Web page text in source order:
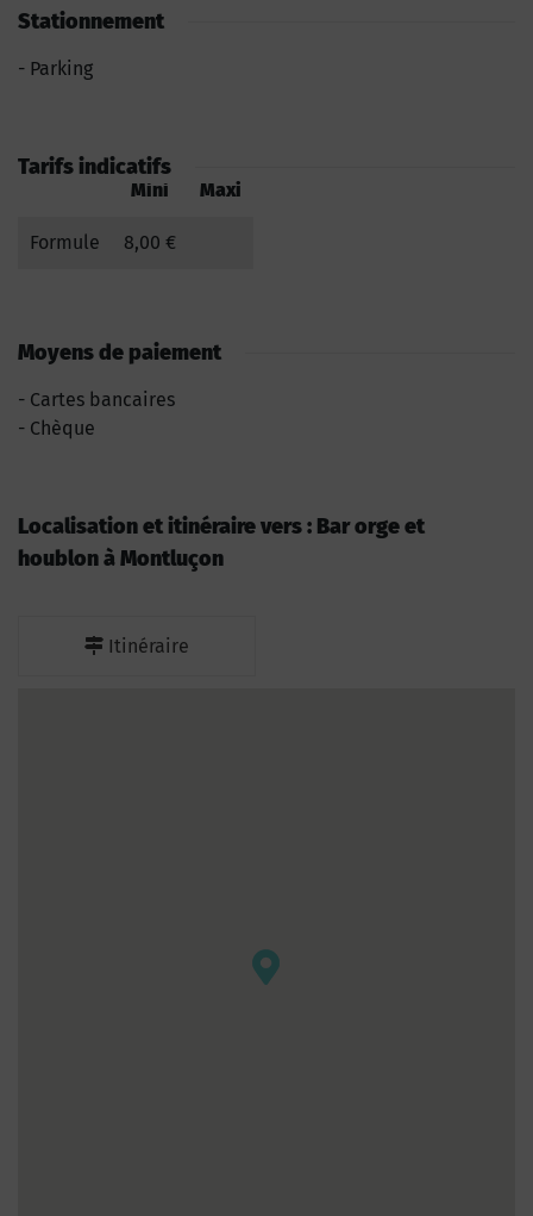
Stationnement
Parking
Tarifs indicatifs
Mini Maxi
Formule 8,00 €
Moyens de paiement
Cartes bancaires
Chèque
Localisation et itinéraire vers : Bar orge et
houblon à Montluçon
Itinéraire